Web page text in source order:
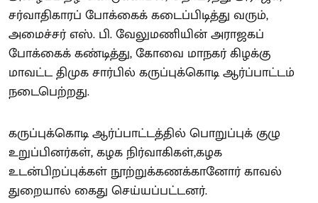
சர்வாதிகாரப் போக்கைக் கடைப்பிடித்து வரும்,
அமைச்சர் எஸ். பி. வேலுமணியின் அராஜகப்
போக்கைக் கண்டித்து, கோவை மாநகர் கிழக்கு
மாவட்ட திமுக சார்பில் கருப்புக்கொடி ஆர்ப்பாட்டம்
நடைபெற்றது.
கருப்புக்கொடி ஆர்ப்பாட்டத்தில் பொறுப்புக் குழு
உறுப்பினர்கள், கழக நிர்வாகிகள்,கழக
உடன்பிறப்புக்கள் நூற்றுக்கணக்கானோர் காவல்
துறையால் கைது செய்யப்பட்டனர்.